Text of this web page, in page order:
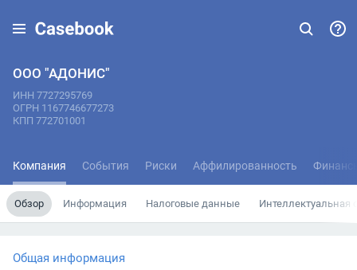
ООО "АДОНИС"
ИНН 7727295769
ОГРН 1167746677273
КПП 772701001
Компания События Риски Аффилированность
Обзор Информация Налоговые данные Интеллектуальная
Общая информация